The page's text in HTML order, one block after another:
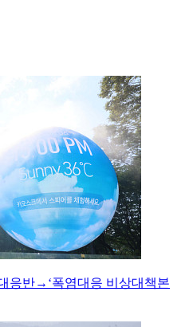
응반→‘폭염대응 비상대책본